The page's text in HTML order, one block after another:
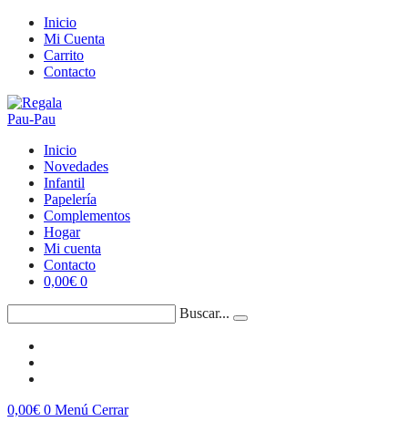
Saltar
contenido
Inicio
Mi Cuenta
Carrito
Contacto
Inicio
Novedades
Infantil
Papelería
Complementos
Hogar
Mi cuenta
Contacto
0,00€ 0
Buscar...
0,00€ 0 Menú Cerrar